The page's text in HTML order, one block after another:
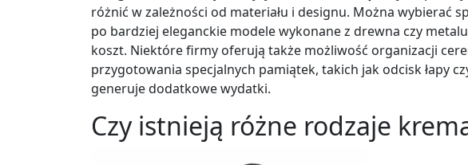
różnić w zależności od materiału i designu. Można wybierać
po bardziej eleganckie modele wykonane z drewna czy
koszt. Niektóre firmy oferują także możliwość organizacji
przygotowania specjalnych pamiątek, takich jak odcisk łapy
generuje dodatkowe wydatki.
Czy istnieją różne rodzaje